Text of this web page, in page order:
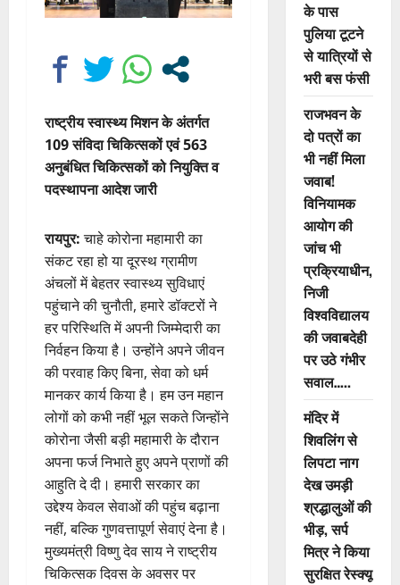
राष्ट्रीय स्वास्थ्य मिशन के अंतर्गत
109 संविदा चिकित्सकों एवं 563
अनुबंधित चिकित्सकों को नियुक्ति व
पदस्थापना आदेश जारी
रायपुर:चाहे कोरोना महामारी का
संकट रहा हो या दूरस्थ ग्रामीण
अंचलों में बेहतर स्वास्थ्य सुविधाएं
पहुंचाने की चुनौती, हमारे डॉक्टरों ने
हर परिस्थिति में अपनी जिम्मेदारी का
निर्वहन किया है। उन्होंने अपने जीवन
की परवाह किए बिना, सेवा को धर्म
मानकर कार्य किया है। हम उन महान
लोगों को कभी नहीं भूल सकते जिन्होंने
कोरोना जैसी बड़ी महामारी के दौरान
अपना फर्ज निभाते हुए अपने प्राणों की
आहुति दे दी। हमारी सरकार का
उद्देश्य केवल सेवाओं की पहुंच बढ़ाना
नहीं, बल्कि गुणवत्तापूर्ण सेवाएं देना है।
मुख्यमंत्री विष्णु देव साय ने राष्ट्रीय
चिकित्सक दिवस के अवसर पर
के पास
पुलिया टूटने
से यात्रियों से
भरी बस फंसी
राजभवन के
दो पत्रों का
भी नहीं मिला
जवाब!
विनियामक
आयोग की
जांच भी
प्रक्रियाधीन,
निजी
विश्वविद्यालय
की जवाबदेही
पर उठे गंभीर
सवाल…..
मंदिर में
शिवलिंग से
लिपटा नाग
देख उमड़ी
श्रद्धालुओं की
भीड़, सर्प
मित्र ने किया
सुरक्षित रेस्क्यू